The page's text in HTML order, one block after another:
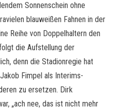
Sonnenschein ohne
blauweißen Fahnen in der
Reihe von Doppelhaltern den
die Aufstellung der
denn die Stadionregie hat
Fimpel als Interims-
zu ersetzen. Dirk
„ach nee, das ist nicht mehr